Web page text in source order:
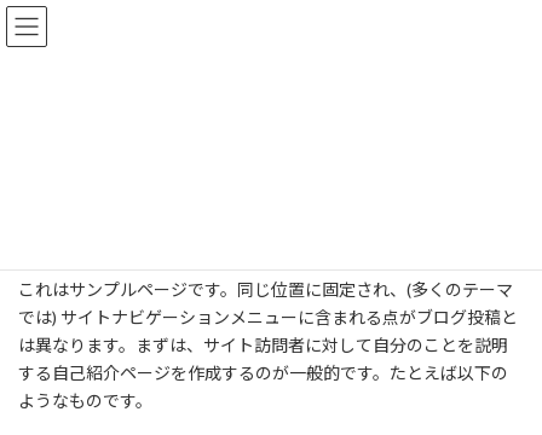
コ
ン
ナ
ビ
これはサンプルページです。同じ位置に固定され、(多くのテーマ
では) サイトナビゲーションメニューに含まれる点がブログ投稿と
は異なります。まずは、サイト訪問者に対して自分のことを説明
する自己紹介ページを作成するのが一般的です。たとえば以下の
ようなものです。